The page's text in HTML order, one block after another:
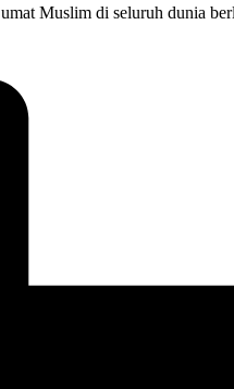
Muslim di seluruh dunia